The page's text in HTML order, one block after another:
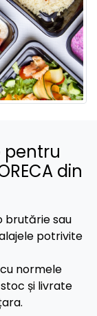
din
brutărie sau
potrivite
normele
și livrate